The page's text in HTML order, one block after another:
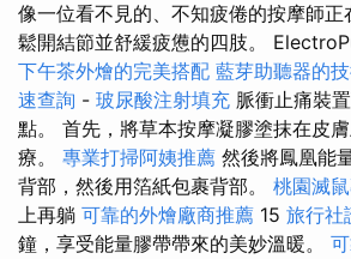
像一位看不見的、不知疲倦的按摩師正
鬆開結節並舒緩疲憊的四肢。
下午茶外燴的完美搭配 藍芽助聽器的
速查詢 - 玻尿酸注射填充 脈衝止痛裝
點。 首先，將草本按摩凝膠塗抹在皮
療。 專業打掃阿姨推薦 然後將鳳凰能
背部，然後用箔紙包裹背部。 桃園滅
上再躺 可靠的外燴廠商推薦 15 旅行社
鐘，享受能量膠帶帶來的美妙溫暖。